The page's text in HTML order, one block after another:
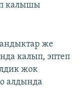
калышы
же
калып, эптеп
жок
алдында